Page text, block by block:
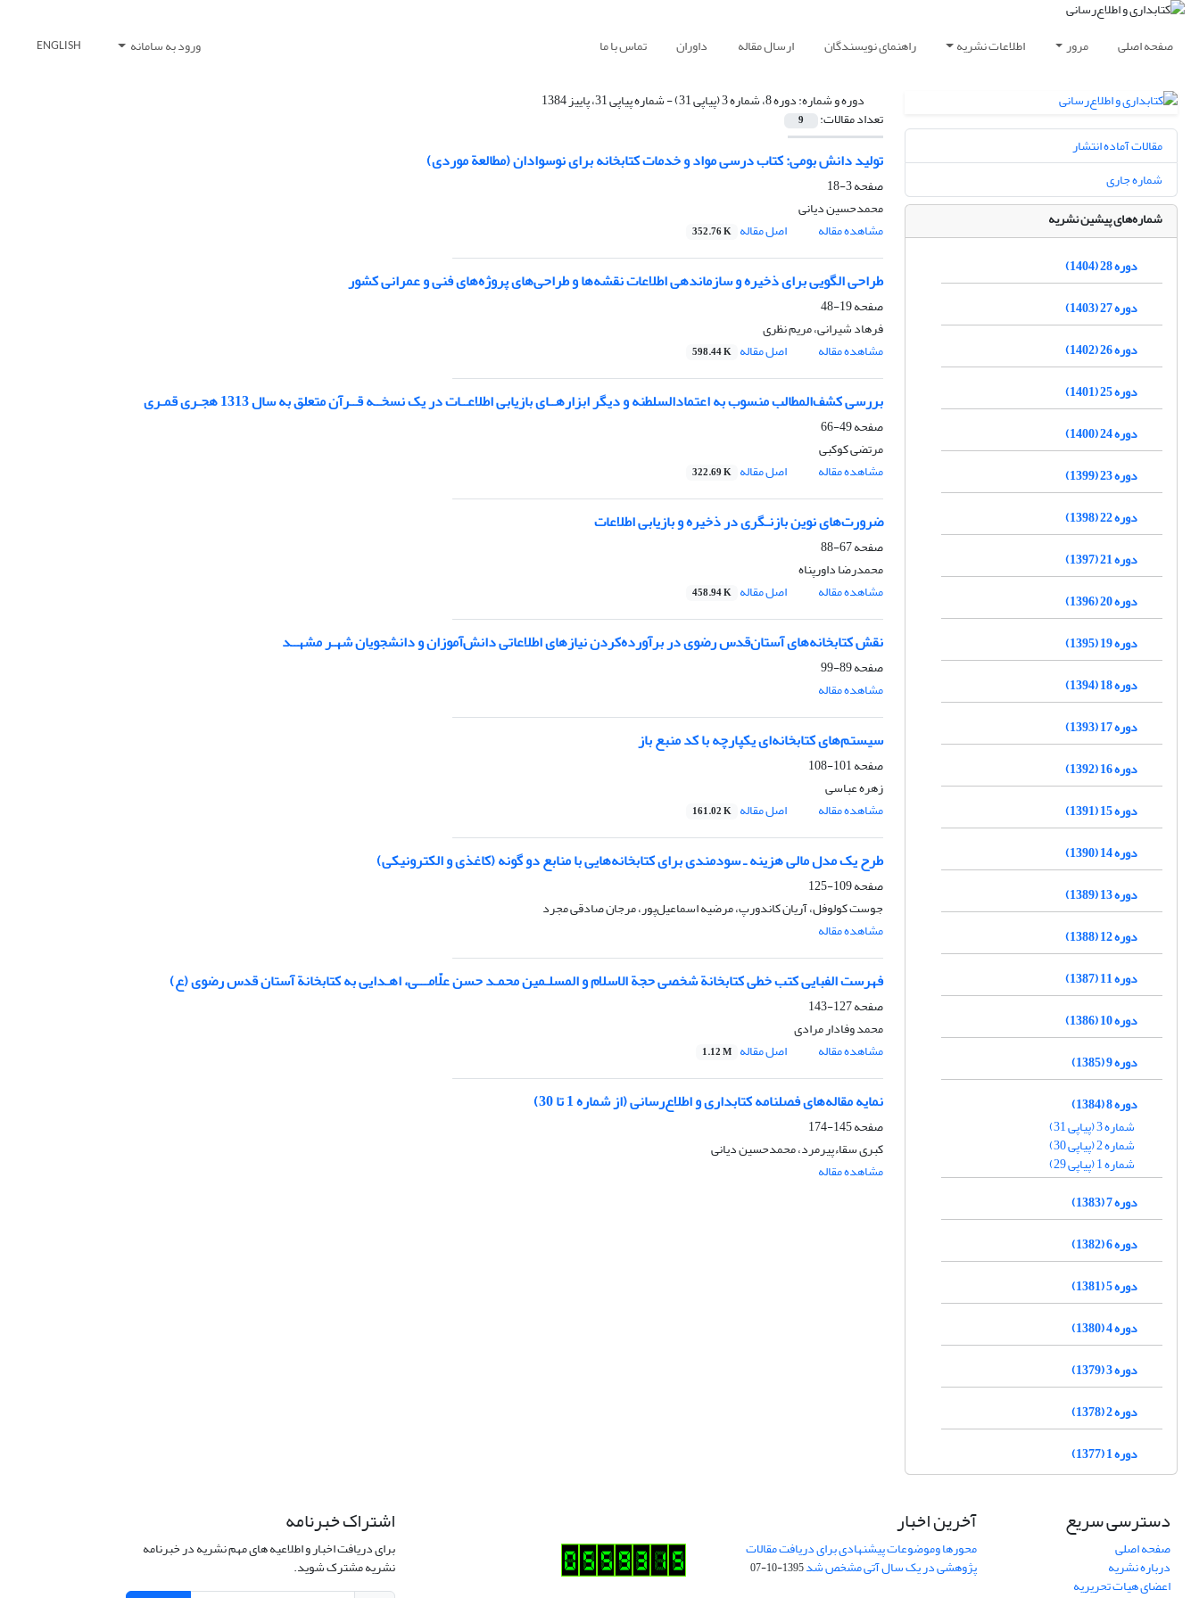
صفحه اصلی مرور اطلاعات نشریه راهنمای نویسندگان ارسال مقاله داوران تماس با ما ورود به سامانه ENGLISH
دوره و شماره:دوره 8، شماره 3 (پیاپی 31) - شماره پیاپی 31، پاییز 1384
تعداد مقالات: 9
تولید دانش بومی: کتاب درسی مواد و خدمات کتابخانه برای نوسوادان (مطالعة موردی)
صفحه3-18
محمدحسین دیانی
مشاهده مقاله
اصل مقاله 352.76 K
طراحی الگویی برای ذخیره و سازماندهی اطلاعات نقشه‌ها و طراحی‌های پروژه‌های فنی و عمرانی کشور
صفحه19-48
فرهاد شیرانی، مریم نظری
مشاهده مقاله
اصل مقاله 598.44 K
بررسی کشف‌المطالب منسوب به اعتماد‌السلطنه و دیگر ابزارهــای بازیابی اطلاعــات در یک نسخــه قــرآن متعلق به سال 1313 هجـری قمـری
صفحه49-66
مرتضی کوکبی
مشاهده مقاله
اصل مقاله 322.69 K
ضرورت‌های نوین بازنـگری در ذخیره و بازیابی اطلاعات
صفحه67-88
محمدرضا داورپناه
مشاهده مقاله
اصل مقاله 458.94 K
نقش کتابخانه‌های آستان‌قدس رضوی در برآورده‌کردن نیازهای اطلاعاتی دانش‌آموزان و دانشجویان شهـر مشهــد
صفحه89-99
مشاهده مقاله
سیستم‌های کتابخانه‌ای یکپارچه با کد منبع باز
صفحه101-108
زهره عباسی
مشاهده مقاله
اصل مقاله 161.02 K
طرح یک مدل مالی هزینه ـ سودمندی برای کتابخانه‌هایی با منابع دو گونه (کاغذی و الکترونیکی)
صفحه109-125
جوست کولوفل، آریان کاندورپ، مرضیه اسماعیل‌پور، مرجان صادقی مجرد
مشاهده مقاله
فهرست الفبایی کتب خطی کتابخانة شخصی حجة الاسلام و المسلـمین محمـد حسن علّامـــی، اهـدایی به کتابخانة آستان قدس رضوی (ع)
صفحه127-143
محمد وفادار مرادی
مشاهده مقاله
اصل مقاله 1.12 M
نمایه مقاله‌های فصلنامه کتابداری و اطلاع‌رسانی (از شماره 1 تا 30)
صفحه145-174
کبری سقاءپیرمرد، محمدحسین دیانی
مشاهده مقاله
مقالات آماده انتشار
شماره جاری
شماره‌های پیشین نشریه
دوره 28 (1404)
دوره 27 (1403)
دوره 26 (1402)
دوره 25 (1401)
دوره 24 (1400)
دوره 23 (1399)
دوره 22 (1398)
دوره 21 (1397)
دوره 20 (1396)
دوره 19 (1395)
دوره 18 (1394)
دوره 17 (1393)
دوره 16 (1392)
دوره 15 (1391)
دوره 14 (1390)
دوره 13 (1389)
دوره 12 (1388)
دوره 11 (1387)
دوره 10 (1386)
دوره 9 (1385)
دوره 8 (1384)
شماره 3 (پیاپی 31)
شماره 2 (پیاپی 30)
شماره 1 (پیاپی 29)
دوره 7 (1383)
دوره 6 (1382)
دوره 5 (1381)
دوره 4 (1380)
دوره 3 (1379)
دوره 2 (1378)
دوره 1 (1377)
دسترسی سریع
صفحه اصلی
درباره نشریه
اعضای هیات تحریریه
آخرین اخبار
محورها وموضوعات پیشنهادی برای دریافت مقالات
پژوهشی در یک سال آتی مشخص شد1395-10-07
اشتراک خبرنامه
برای دریافت اخبار و اطلاعیه های مهم نشریه در خبرنامه
نشریه مشترک شوید.